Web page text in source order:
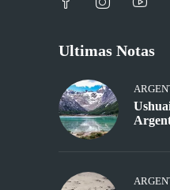
Ultimas Notas